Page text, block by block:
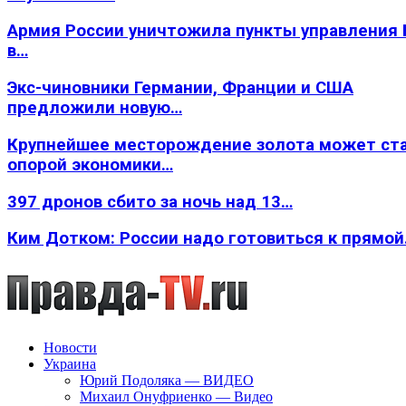
Армия России уничтожила пункты
в…
Экс-чиновники Германии, Франции и США
предложили новую…
Крупнейшее месторождение золота может
опорой экономики…
397 дронов сбито за ночь над 13…
Ким Дотком: России надо готовиться к
Новости
Украина
Юрий Подоляка — ВИДЕО
Михаил Онуфриенко — Видео